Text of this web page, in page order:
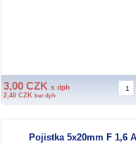
3,00 CZK s dph
2,48 CZK bez dph
Pojistka 5x20mm F 1,6 A